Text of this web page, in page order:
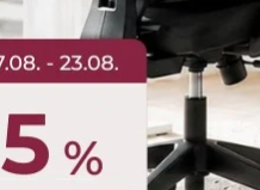
van 42 van 4
Dia laden 3 van 4
Dia laden 4 van 4